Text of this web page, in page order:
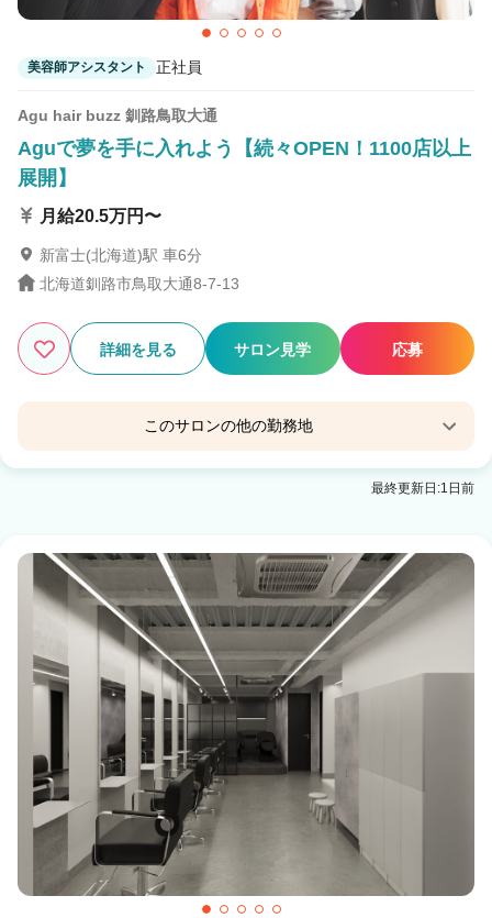
美容師アシスタント 正社員
Agu hair buzz 釧路鳥取大通
Aguで夢を手に入れよう【続々OPEN！1100店以上
展開】
月給20.5万円〜
新富士(北海道)駅 車6分
北海道釧路市鳥取大通8-7-13
詳細を見る サロン見学 応募
このサロンの他の勤務地
Agu hair leet釧路愛国
最終更新日:1日前